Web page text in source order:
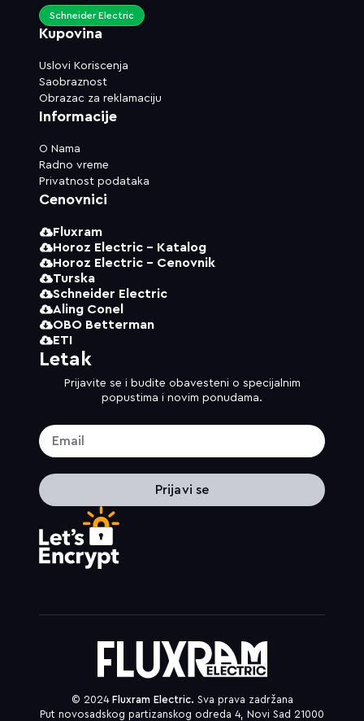
Kupovina
Uslovi Koriscenja
Saobraznost
Obrazac za reklamaciju
Schneider Electric
Informacije
O Nama
Radno vreme
Privatnost podataka
Cenovnici
Fluxram
Horoz Electric - Katalog
Horoz Electric - Cenovnik
Turska
Schneider Electric
Aling Conel
OBO Betterman
ETI
Letak
Prijavite se i budite obavesteni o specijalnim
popustima i novim ponudama.
Prijavi se
© 2024 Fluxram Electric. Sva prava zadržana
Put novosadskog partizanskog odreda 4, Novi Sad 21000